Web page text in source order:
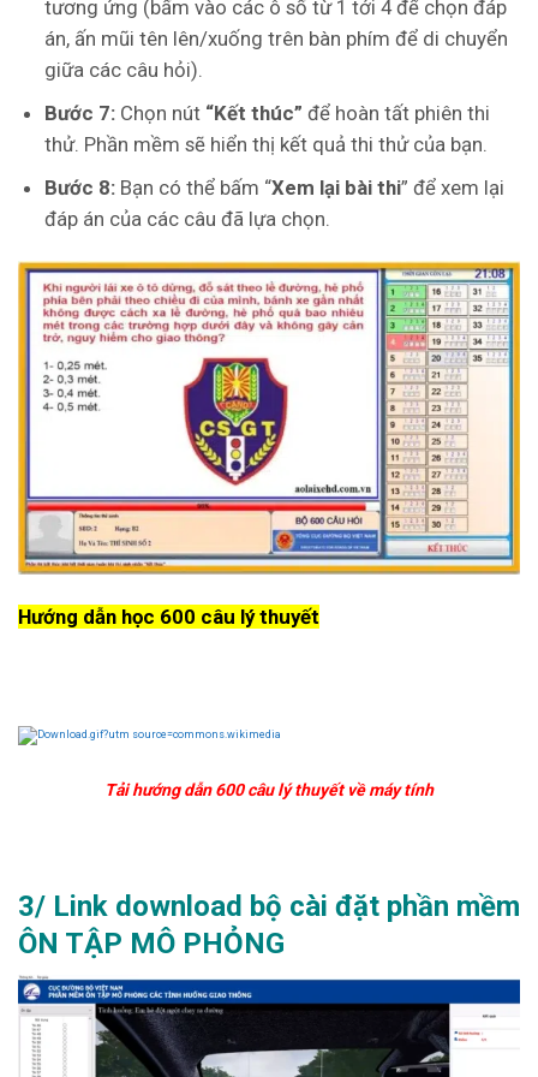
tương ứng (bấm vào các ô số từ 1 tới 4 để chọn đáp
án, ấn mũi tên lên/xuống trên bàn phím để di chuyển
giữa các câu hỏi).
Bước 7:Chọn nút “Kết thúc” để hoàn tất phiên thi
thử. Phần mềm sẽ hiển thị kết quả thi thử của bạn.
Bước 8:Bạn có thể bấm “Xem lại bài thi” để xem lại
đáp án của các câu đã lựa chọn.
Hướng dẫn học 600 câu lý thuyết
Tải hướng dẫn 600 câu lý thuyết về máy tính
3/ Link download bộ cài đặt phần mềm
ÔN TẬP MÔ PHỎNG